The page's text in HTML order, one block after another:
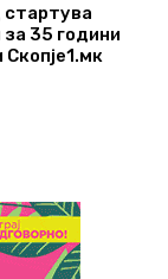
стартува
35 години
Скопје1.мк